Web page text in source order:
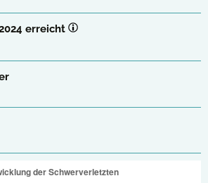
erreicht